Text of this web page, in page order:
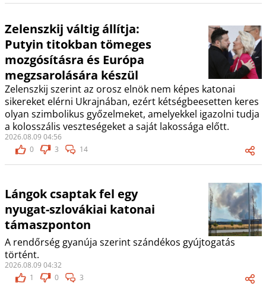
Zelenszkij váltig állítja:
Putyin titokban tömeges
mozgósításra és Európa
megzsarolására készül
Zelenszkij szerint az orosz elnök nem képes katonai
sikereket elérni Ukrajnában, ezért kétségbeesetten keres
olyan szimbolikus győzelmeket, amelyekkel igazolni tudja
a kolosszális veszteségeket a saját lakossága előtt.
2026.08.09 04:56
0
3 14
Lángok csaptak fel egy
nyugat-szlovákiai katonai
támaszponton
A rendőrség gyanúja szerint szándékos gyújtogatás
történt.
2026.08.09 04:32
1
0 3